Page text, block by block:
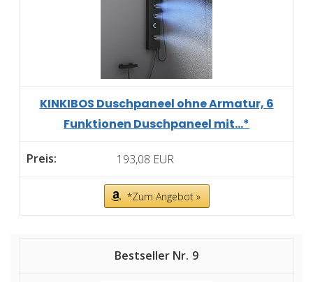
KINKIBOS Duschpaneel ohne Armatur, 6
Funktionen Duschpaneel mit...*
193,08 EUR
*Zum Angebot »
9